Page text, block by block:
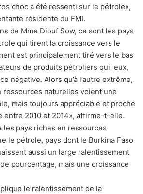
choc a été ressenti sur le pétrole»,
résidente du FMI.
de Mme Diouf Sow, ce sont les pays
qui tirent la croissance vers le
est principalement tiré vers le bas
de produits pétroliers qui, eux,
négative. Alors qu’à l’autre extrême,
ressources naturelles voient une
mais toujours appréciable et proche
entre 2010 et 2014», affirme-t-elle.
les pays riches en ressources
le pétrole, pays dont le Burkina Faso
aussi un large ralentissement
pourcentage, mais une croissance
le ralentissement de la